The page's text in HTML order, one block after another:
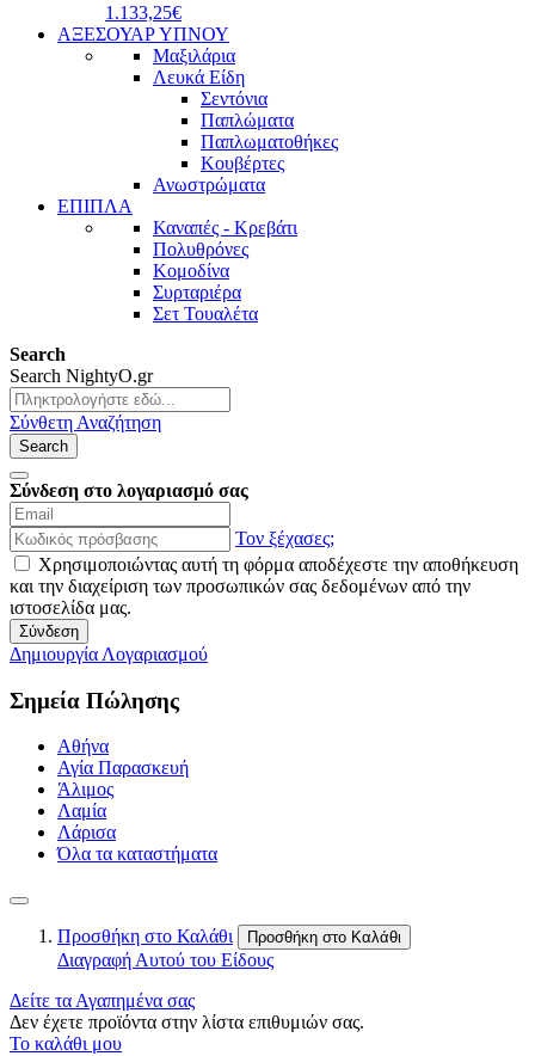
1.133,25€
ΑΞΕΣΟΥΑΡ ΥΠΝΟΥ
Μαξιλάρια
Λευκά Είδη
Σεντόνια
Παπλώματα
Παπλωματοθήκες
Κουβέρτες
Ανωστρώματα
ΕΠΙΠΛΑ
Καναπές - Κρεβάτι
Πολυθρόνες
Κομοδίνα
Συρταριέρα
Σετ Τουαλέτα
Search
Search NightyO.gr
Σύνθετη Αναζήτηση
Search
Σύνδεση στο λογαριασμό σας
Τον ξέχασες;
Χρησιμοποιώντας αυτή τη φόρμα αποδέχεστε την αποθήκευση
και την διαχείριση των προσωπικών σας δεδομένων από την
ιστοσελίδα μας.
Σύνδεση
Δημιουργία Λογαριασμού
Σημεία Πώλησης
Αθήνα
Αγία Παρασκευή
Άλιμος
Λαμία
Λάρισα
Όλα τα καταστήματα
Προσθήκη στο Καλάθι Προσθήκη στο Καλάθι
Διαγραφή Αυτού του Είδους
Δείτε τα Αγαπημένα σας
Δεν έχετε προϊόντα στην λίστα επιθυμιών σας.
Το καλάθι μου